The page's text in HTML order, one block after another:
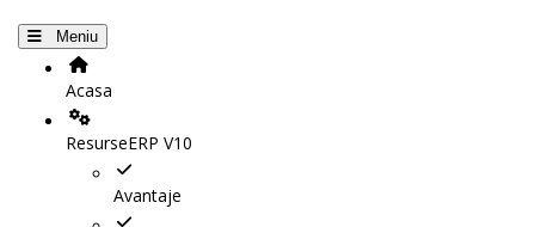
Meniu
Acasa
ResurseERP V10
Avantaje
Modul POS